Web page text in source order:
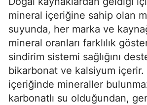
mineral içeriğine sahip olan
suyunda, her marka ve
mineral oranları farklılık
sindirim sistemi sağlığını
bikarbonat ve kalsiyum içerir.
içeriğinde mineraller
karbonatlı su olduğundan,